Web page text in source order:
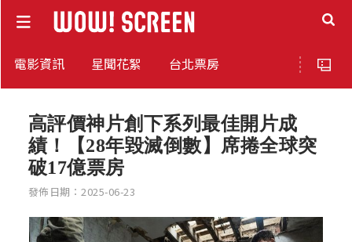
電影資訊 星聞花絮 台北票房
高評價神片創下系列最佳開片成
績！【28年毀滅倒數】席捲全球突
破17億票房
發佈日期：2025-06-23